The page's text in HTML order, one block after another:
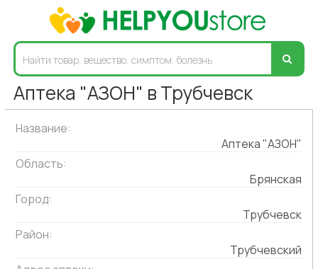
Аптека "АЗОН" в Трубчевск
Название:
Аптека "АЗОН"
Область:
Брянская
Город:
Трубчевск
Район:
Трубчевский